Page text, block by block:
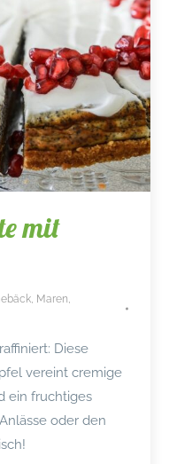
mit
Maren
Diese
vereint cremige
ein fruchtiges
oder den